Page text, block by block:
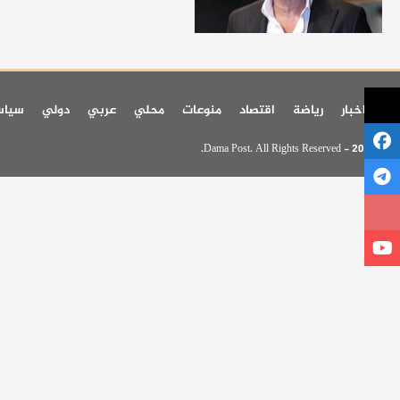
اخر اخبار رياضة اقتصاد منوعات محلي عربي دولي
© 2026 - Dama Post. All Rights Reserved.